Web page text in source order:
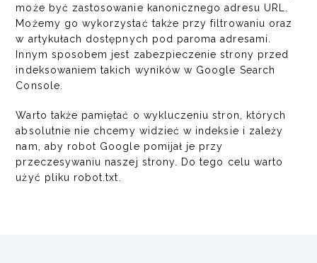
może być zastosowanie kanonicznego adresu URL.
Możemy go wykorzystać także przy filtrowaniu oraz
w artykułach dostępnych pod paroma adresami.
Innym sposobem jest zabezpieczenie strony przed
indeksowaniem takich wyników w Google Search
Console.
Warto także pamiętać o wykluczeniu stron, których
absolutnie nie chcemy widzieć w indeksie i zależy
nam, aby robot Google pomijał je przy
przeczesywaniu naszej strony. Do tego celu warto
użyć pliku robot.txt.